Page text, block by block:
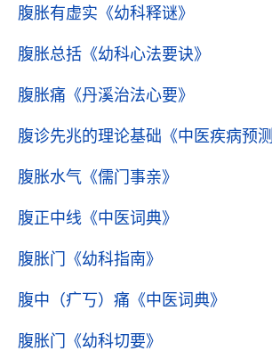
腹胀有虚实 《幼科释谜》
腹胀总括 《幼科心法要诀》
腹胀痛 《丹溪治法心要》
腹诊先兆的理论基础 《中医疾病预测
腹胀水气 《儒门事亲》
腹正中线 《中医词典》
腹胀门 《幼科指南》
腹中（疒丂）痛 《中医词典》
腹胀门 《幼科切要》